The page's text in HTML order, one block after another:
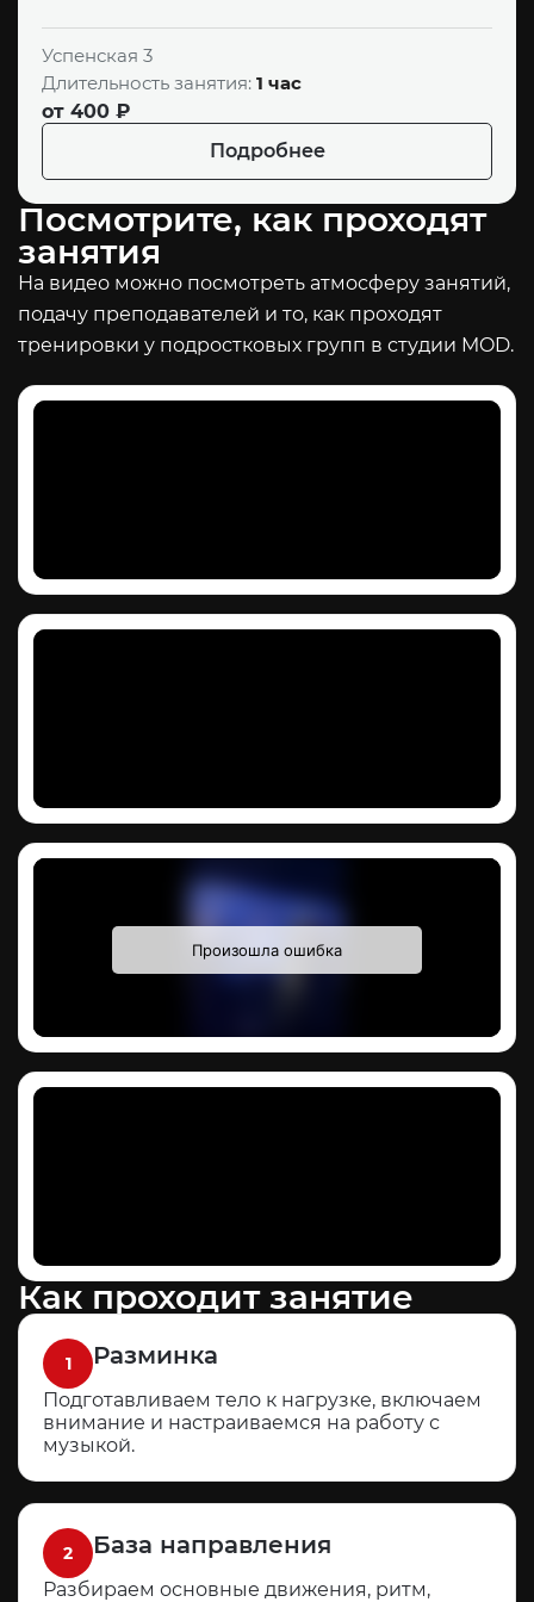
Успенская 3
Длительность занятия: 1 час
от 400 ₽
Подробнее
Посмотрите, как проходят
занятия
На видео можно посмотреть атмосферу занятий,
подачу преподавателей и то, как проходят
тренировки у подростковых групп в студии MOD.
Как проходит занятие
1 Разминка
Подготавливаем тело к нагрузке, включаем
внимание и настраиваемся на работу с
музыкой.
2 База направления
Разбираем основные движения, ритм,